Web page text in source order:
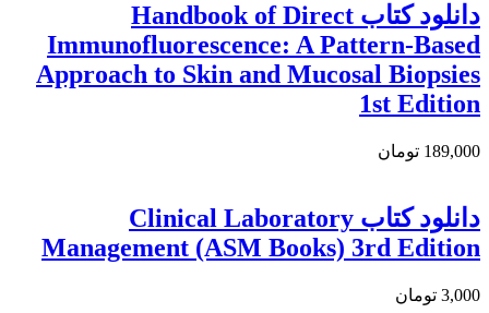
دانلود كتاب Handbook of Direct
Immunofluorescence: A Pattern-Based
Approach to Skin and Mucosal Biopsies
1st Edition
189,000 تومان
دانلود کتاب Clinical Laboratory
Management (ASM Books) 3rd Edition
3,000 تومان